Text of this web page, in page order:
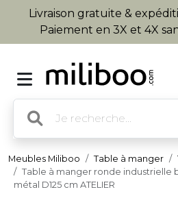
Livraison gratuite &
Paiement en 3X et 4X
Meubles Miliboo Table à manger
Table à manger ronde industrielle
métal D125 cm ATELIER